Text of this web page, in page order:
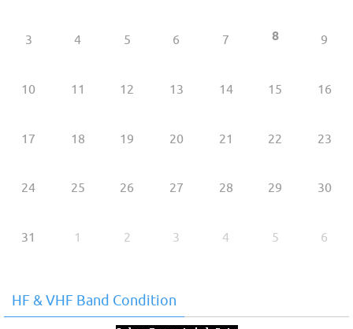
3 4 5 6 7 8 9
10 11 12 13 14 15 16
17 18 19 20 21 22 23
24 25 26 27 28 29 30
31 1 2 3 4 5 6
HF & VHF Band Condition